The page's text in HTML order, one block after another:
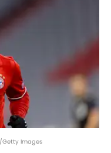
Getty Images